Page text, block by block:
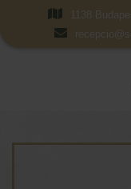
1138